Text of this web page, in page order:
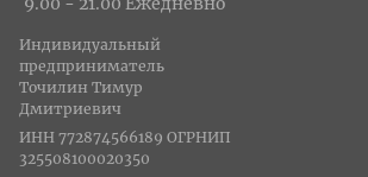
Индивидуальный
предприниматель
Точилин Тимур
Дмитриевич
ИНН 772874566189 ОГРНИП
325508100020350